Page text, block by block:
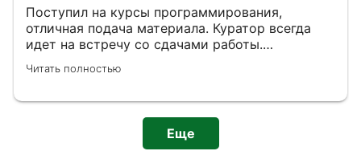
Поступил на курсы программирования,
отличная подача материала. Куратор всегда
идет на встречу со сдачами работы.
лекцией или дз можно задавать вопросы. Есть
обсуждение. До этого попадал на другие курсы
от содействия занятости, есть с чем сравнить.
Наша конфигурация которую мы от начала
Читать полностью
Еще